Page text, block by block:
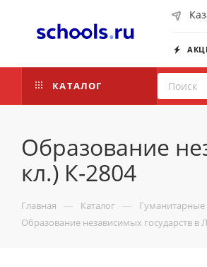
КАТАЛОГ
Образование
кл.) К-2804
Главная — Каталог — Гуманитарные
Образование независимых государств в